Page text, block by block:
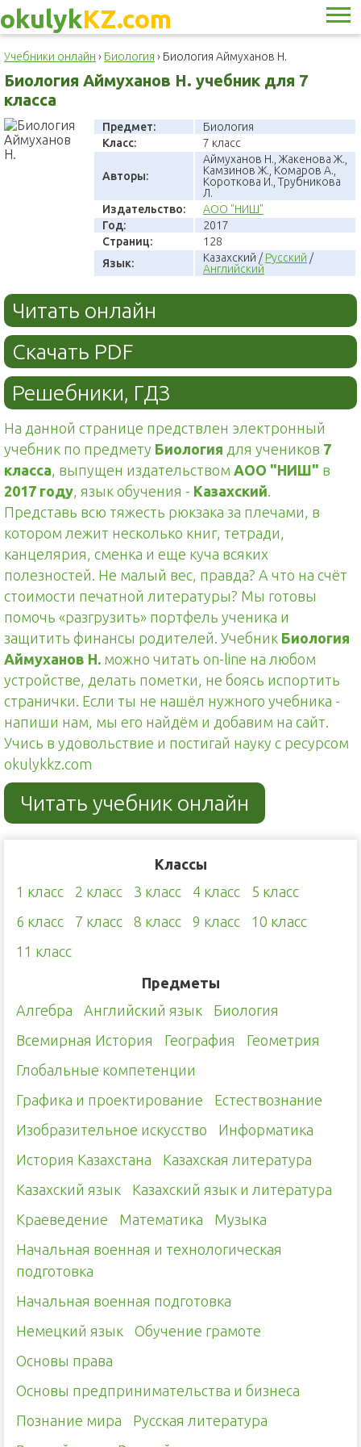
okulykKZ.com
Учебники онлайн › Биология › Биология Аймуханов Н.
Биология Аймуханов Н. учебник для 7
класса
Предмет:
Биология
Класс:
7 класс
Авторы:
Аймуханов Н., Жакенова Ж.,
Камзинов Ж., Комаров А.,
Короткова И., Трубникова
Л.
Издательство:
АОО "НИШ"
Год:
2017
Страниц:
128
Язык:
Казахский / Русский /
Английский
Читать онлайн
Скачать PDF
Решебники, ГДЗ
На данной странице предствлен электронный
учебник по предмету Биология для учеников 7
класса, выпущен издательством АОО "НИШ" в
2017 году, язык обучения - Казахский.
Представь всю тяжесть рюкзака за плечами, в
котором лежит несколько книг, тетради,
канцелярия, сменка и еще куча всяких
полезностей. Не малый вес, правда? А что на счёт
стоимости печатной литературы? Мы готовы
помочь «разгрузить» портфель ученика и
защитить финансы родителей. Учебник Биология
Аймуханов Н. можно читать on-line на любом
устройстве, делать пометки, не боясь испортить
странички. Если ты не нашёл нужного учебника -
напиши нам, мы его найдём и добавим на сайт.
Учись в удовольствие и постигай науку с ресурсом
okulykkz.com
Читать учебник онлайн
Классы
1 класс
2 класс 3 класс 4 класс
5 класс
6 класс
7 класс 8 класс 9 класс
10 класс
11 класс
Предметы
Алгебра
Английский язык
Биология
Всемирная История
География
Геометрия
Глобальные компетенции
Графика и проектирование
Естествознание
Изобразительное искусство
Информатика
История Казахстана
Казахская литература
Казахский язык
Казахский язык и литература
Краеведение
Математика
Музыка
Начальная военная и технологическая
подготовка
Начальная военная подготовка
Немецкий язык
Обучение грамоте
Основы права
Основы предпринимательства и бизнеса
Познание мира
Русская литература